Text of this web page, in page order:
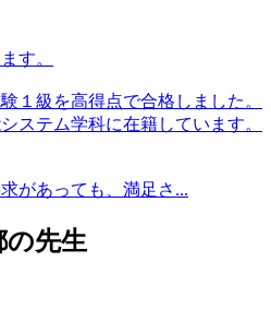
す。
１級を高得点で合格しました。
ステム学科に在籍しています。
があっても、満足さ...
の先生